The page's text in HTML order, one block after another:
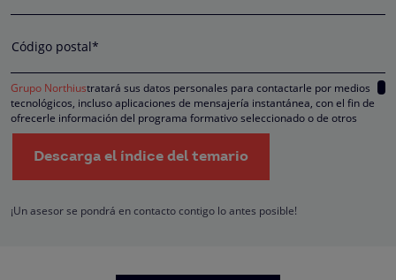
Código postal*
Grupo Northiustratará sus datos personales para contactarle por medios
tecnológicos, incluso aplicaciones de mensajería instantánea, con el fin de
ofrecerle información del programa formativo seleccionado o de otros
directamente relacionados con el interés manifestado y, en su caso, para
tramitar la contratación correspondiente. Compartiremos su solicitud con las
empresas que conforman elGrupo Northius, con el objeto de que estas
hacerle llegar la mejor oferta de productos y servicios de acuerdo a su
oposición, limitación, tal y como se explica en laPolítica de Privacidad
Descarga el índice del temario
¡Un asesor se pondrá en contacto contigo lo antes posible!